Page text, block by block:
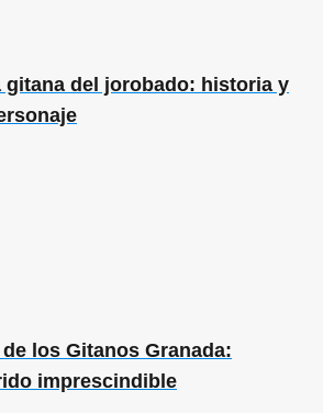
gitana del jorobado: historia y
los Gitanos Granada:
imprescindible